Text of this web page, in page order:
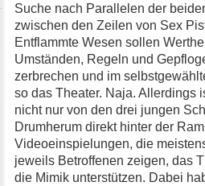
Suche nach Parallelen der
zwischen den Zeilen von Sex
Entflammte Wesen sollen
Umständen, Regeln und
zerbrechen und im
so das Theater. Naja. Allerdings
nicht nur von den drei jungen
Drumherum direkt hinter der
Videoeinspielungen, die
jeweils Betroffenen zeigen, das
die Mimik unterstützen. Dabei